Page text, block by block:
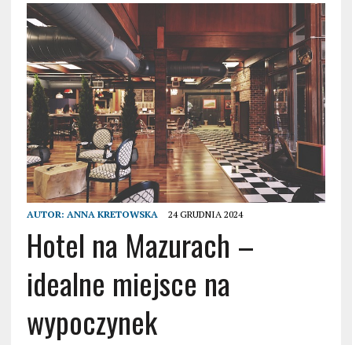
AUTOR: ANNA KRETOWSKA 24 GRUDNIA 2024
Hotel na Mazurach –
idealne miejsce na
wypoczynek